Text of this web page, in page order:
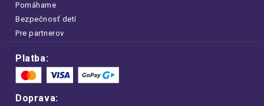
Pomáhame
Bezpečnosť detí
Pre partnerov
Platba:
Doprava: